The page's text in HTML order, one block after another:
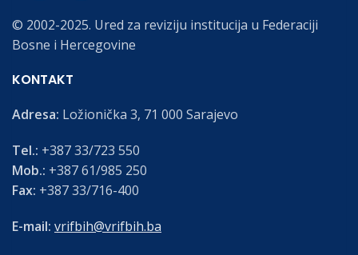
© 2002-2025. Ured za reviziju institucija u Federaciji
Bosne i Hercegovine
KONTAKT
Adresa: Ložionička 3, 71 000 Sarajevo
Tel.: +387 33/723 550
Mob.: +387 61/985 250
Fax: +387 33/716-400
E-mail: vrifbih@vrifbih.ba